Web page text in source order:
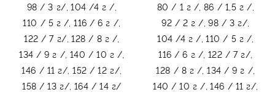
98 / 3 г/, 104 /4 г /,
110 / 5 г /, 116 / 6 г /,
122 / 7 г/, 128 / 8 г /,
134 / 9 г /, 140 / 10 г /,
146 / 11 г/, 152 / 12 г/,
158 / 13 г/, 164 / 14 г/
80 / 1 г /, 86 / 1,5 г /,
92 / 2 г /, 98 / 3 г/,
104 /4 г /, 110 / 5 г /,
116 / 6 г /, 122 / 7 г/,
128 / 8 г /, 134 / 9 г /,
140 / 10 г /, 146 / 11 г/,